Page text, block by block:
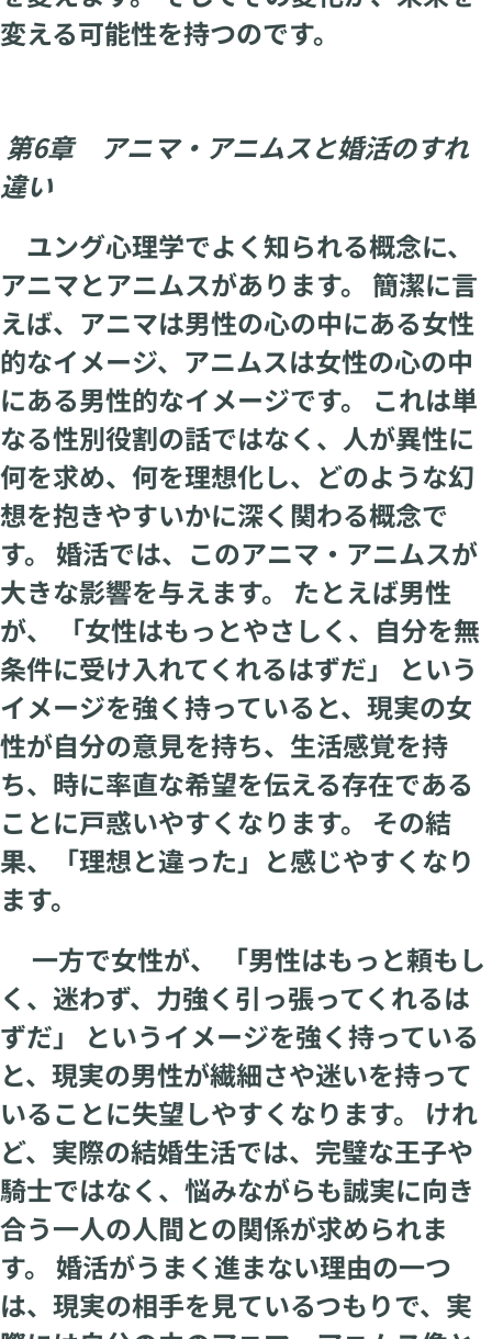
変える可能性を持つのです。
第6章 アニマ・アニムスと婚活のすれ
違い
ユング心理学でよく知られる概念に、
アニマとアニムスがあります。 簡潔に言
えば、アニマは男性の心の中にある女性
的なイメージ、アニムスは女性の心の中
にある男性的なイメージです。 これは単
なる性別役割の話ではなく、人が異性に
何を求め、何を理想化し、どのような幻
想を抱きやすいかに深く関わる概念で
す。 婚活では、このアニマ・アニムスが
大きな影響を与えます。 たとえば男性
が、 「女性はもっとやさしく、自分を無
条件に受け入れてくれるはずだ」 という
イメージを強く持っていると、現実の女
性が自分の意見を持ち、生活感覚を持
ち、時に率直な希望を伝える存在である
ことに戸惑いやすくなります。 その結
果、「理想と違った」と感じやすくなり
ます。
一方で女性が、 「男性はもっと頼もし
く、迷わず、力強く引っ張ってくれるは
ずだ」 というイメージを強く持っている
と、現実の男性が繊細さや迷いを持って
いることに失望しやすくなります。 けれ
ど、実際の結婚生活では、完璧な王子や
騎士ではなく、悩みながらも誠実に向き
合う一人の人間との関係が求められま
す。 婚活がうまく進まない理由の一つ
は、現実の相手を見ているつもりで、実